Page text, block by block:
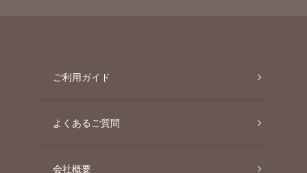
ご利用ガイド
よくあるご質問
会社概要